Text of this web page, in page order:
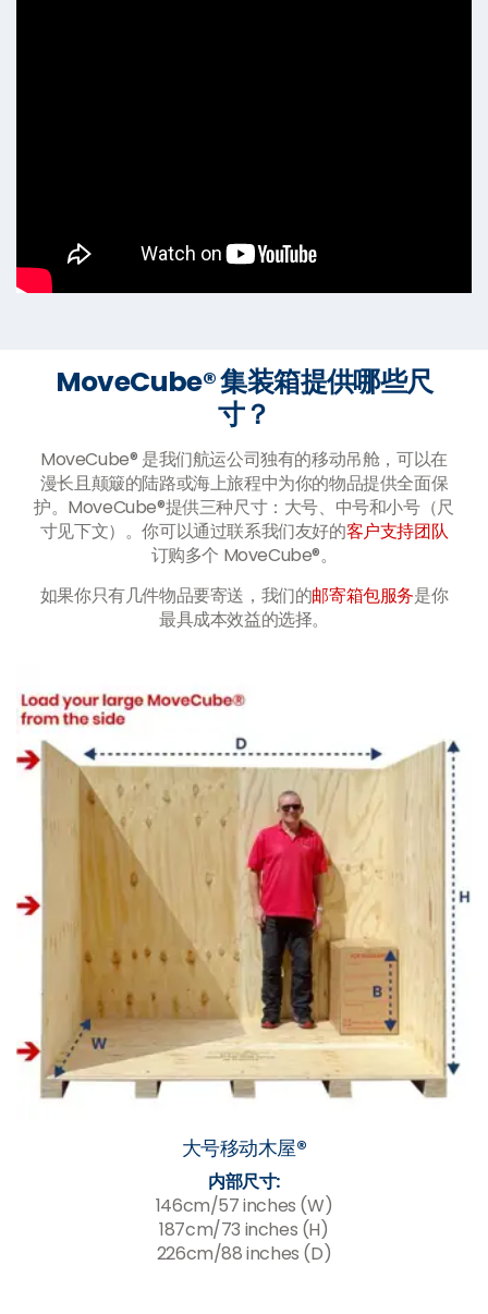
MoveCube® 集装箱提供哪些尺
寸？
MoveCube® 是我们航运公司独有的移动吊舱，可以在
漫长且颠簸的陆路或海上旅程中为你的物品提供全面保
护。MoveCube®提供三种尺寸：大号、中号和小号（尺
寸见下文）。你可以通过联系我们友好的客户支持团队
订购多个 MoveCube®。
如果你只有几件物品要寄送，我们的邮寄箱包服务是你
最具成本效益的选择。
大号移动木屋®
内部尺寸:
146cm/57 inches (W)
187cm/73 inches (H)
226cm/88 inches (D)